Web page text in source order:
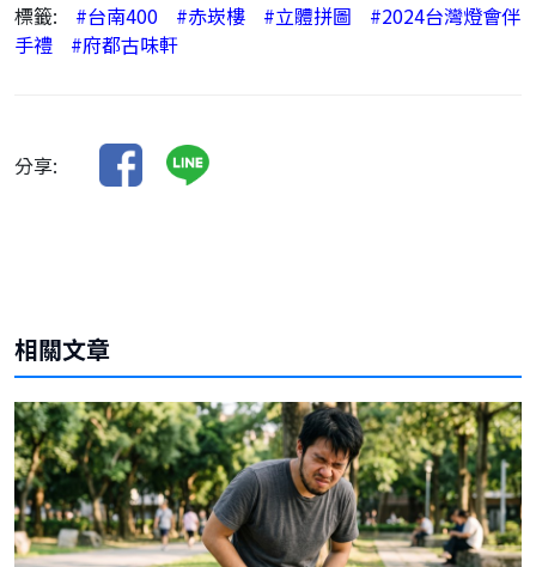
標籤: #台南400 #赤崁樓 #立體拼圖
#2024台灣燈會伴
手禮
#府都古味軒
分享:
相關文章